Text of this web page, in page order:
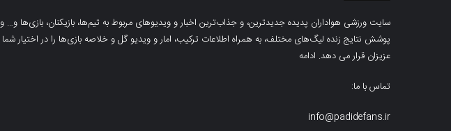
سایت ورزشی هواداران پدیده جدیدترین، و جذاب‌ترین اخبار و ویدیوهای مربوط به تیم‌ها، بازیکنان، بازی‌ها و… و
پوشش نتایج زنده لیگ‌های مختلف، به همراه اطلاعات ترکیب، امار و ویدیو‌‌ گل‌ و خلاصه بازی‌ها را در اختیار شما
عزیزان قرار می دهد. ادامه
تماس با ما:
info@padidefans.ir